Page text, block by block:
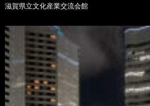
滋賀県立文化産業交流会館